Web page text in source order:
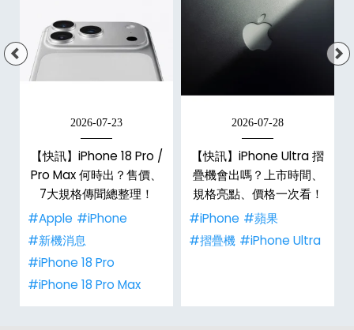
2026-07-23
【快訊】iPhone 18 Pro /
Pro Max 何時出？售價、
7大規格傳聞總整理！
#Apple #iPhone
#新機消息
#iPhone 18 Pro
#iPhone 18 Pro Max
2026-07-28
【快訊】iPhone Ultra 摺
疊機會出嗎？上市時間、
規格亮點、價格一次看！
#iPhone #蘋果
#摺疊機 #iPhone Ultra